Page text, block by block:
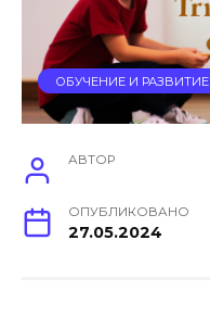
ОБУЧЕНИЕ И РАЗВИТИЕ
АВТОР
ОПУБЛИКОВАНО
27.05.2024